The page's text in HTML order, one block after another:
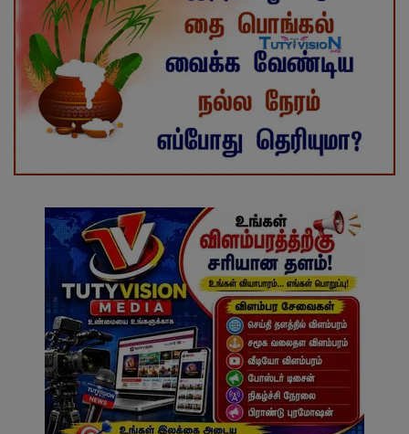
வேலைவாய்ப்பு
சட்டமன்ற தேர்தல் 2026
தொழில்நுட்பம்
மக்கள் புகார்கள்
சிறப்பு செய்திகள்